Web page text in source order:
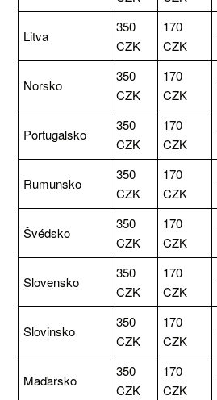
Litva
350
CZK
170
CZK
Norsko
350
CZK
170
CZK
Portugalsko
350
CZK
170
CZK
Rumunsko
350
CZK
170
CZK
Švédsko
350
CZK
170
CZK
Slovensko
350
CZK
170
CZK
Slovinsko
350
CZK
170
CZK
Maďarsko
350
CZK
170
CZK